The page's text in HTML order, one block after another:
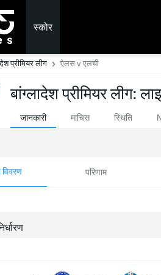
स्कोर
प्रीमियर लीग ऐलस v एलची
बांग्लादेश प्रीमियर लीग:
जानकारी माचिस स्थिति
विवरण परिणाम